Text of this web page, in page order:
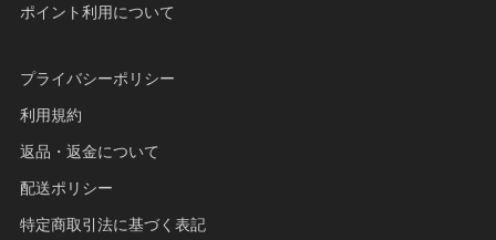
ポイント利用について
プライバシーポリシー
利用規約
返品・返金について
配送ポリシー
特定商取引法に基づく表記